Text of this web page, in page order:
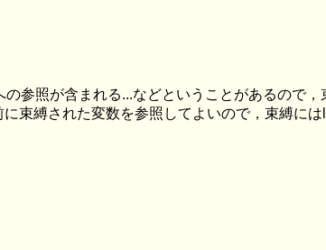
参照が含まれる...などということがあるので，
束縛された変数を参照してよいので，束縛には